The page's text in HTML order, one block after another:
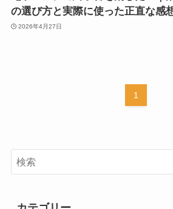
の選び方と実際に使った正直な感
2026年4月27日
1